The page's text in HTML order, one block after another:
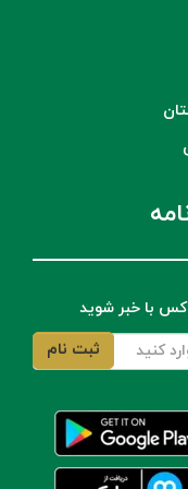
با خبر شوید